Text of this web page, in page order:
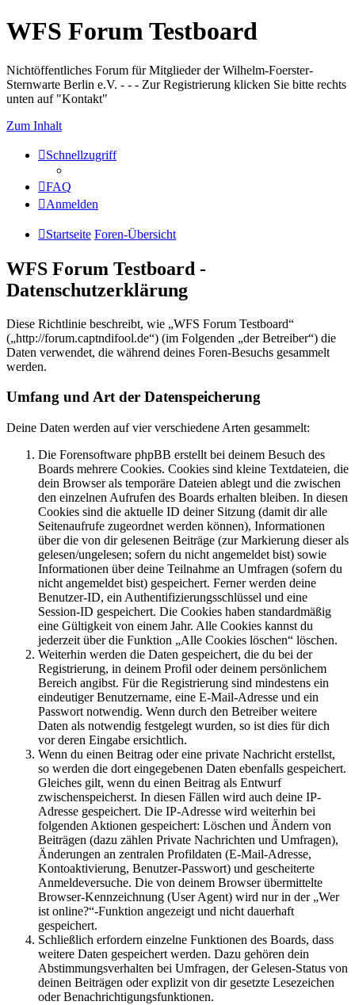
WFS Forum Testboard
Nichtöffentliches Forum für Mitglieder der Wilhelm-Foerster-
Sternwarte Berlin e.V. - - - Zur Registrierung klicken Sie bitte rechts
unten auf "Kontakt"
Zum Inhalt
Schnellzugriff
FAQ
Anmelden
Startseite Foren-Übersicht
WFS Forum Testboard -
Datenschutzerklärung
Diese Richtlinie beschreibt, wie „WFS Forum Testboard“
(„http://forum.captndifool.de“) (im Folgenden „der Betreiber“) die
Daten verwendet, die während deines Foren-Besuchs gesammelt
werden.
Umfang und Art der Datenspeicherung
Deine Daten werden auf vier verschiedene Arten gesammelt:
Die Forensoftware phpBB erstellt bei deinem Besuch des
Boards mehrere Cookies. Cookies sind kleine Textdateien, die
dein Browser als temporäre Dateien ablegt und die zwischen
den einzelnen Aufrufen des Boards erhalten bleiben. In diesen
Cookies sind die aktuelle ID deiner Sitzung (damit dir alle
Seitenaufrufe zugeordnet werden können), Informationen
über die von dir gelesenen Beiträge (zur Markierung dieser als
gelesen/ungelesen; sofern du nicht angemeldet bist) sowie
Informationen über deine Teilnahme an Umfragen (sofern du
nicht angemeldet bist) gespeichert. Ferner werden deine
Benutzer-ID, ein Authentifizierungsschlüssel und eine
Session-ID gespeichert. Die Cookies haben standardmäßig
eine Gültigkeit von einem Jahr. Alle Cookies kannst du
jederzeit über die Funktion „Alle Cookies löschen“ löschen.
Weiterhin werden die Daten gespeichert, die du bei der
Registrierung, in deinem Profil oder deinem persönlichem
Bereich angibst. Für die Registrierung sind mindestens ein
eindeutiger Benutzername, eine E-Mail-Adresse und ein
Passwort notwendig. Wenn durch den Betreiber weitere
Daten als notwendig festgelegt wurden, so ist dies für dich
vor deren Eingabe ersichtlich.
Wenn du einen Beitrag oder eine private Nachricht erstellst,
so werden die dort eingegebenen Daten ebenfalls gespeichert.
Gleiches gilt, wenn du einen Beitrag als Entwurf
zwischenspeicherst. In diesen Fällen wird auch deine IP-
Adresse gespeichert. Die IP-Adresse wird weiterhin bei
folgenden Aktionen gespeichert: Löschen und Ändern von
Beiträgen (dazu zählen Private Nachrichten und Umfragen),
Änderungen an zentralen Profildaten (E-Mail-Adresse,
Kontoaktivierung, Benutzer-Passwort) und gescheiterte
Anmeldeversuche. Die von deinem Browser übermittelte
Browser-Kennzeichnung (User Agent) wird nur in der „Wer
ist online?“-Funktion angezeigt und nicht dauerhaft
gespeichert.
Schließlich erfordern einzelne Funktionen des Boards, dass
weitere Daten gespeichert werden. Dazu gehören dein
Abstimmungsverhalten bei Umfragen, der Gelesen-Status von
deinen Beiträgen oder explizit von dir gesetzte Lesezeichen
oder Benachrichtigungsfunktionen.